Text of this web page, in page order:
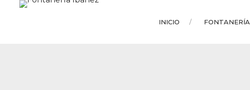
INICIO FONTANERÍA